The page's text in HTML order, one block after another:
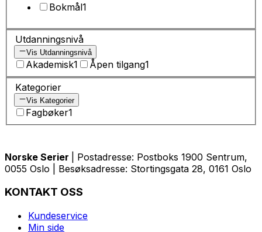
Bokmål1
Utdanningsnivå
Vis Utdanningsnivå
Akademisk1 Åpen tilgang1
Kategorier
Vis Kategorier
Fagbøker1
Norske Serier
| Postadresse: Postboks 1900 Sentrum,
0055 Oslo | Besøksadresse: Stortingsgata 28, 0161 Oslo
KONTAKT OSS
Kundeservice
Min side